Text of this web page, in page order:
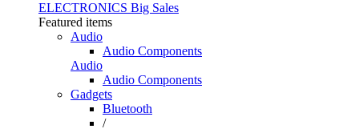
ELECTRONICS Big Sales
Featured items
Audio
Audio Components
Audio
Audio Components
Gadgets
Bluetooth
/